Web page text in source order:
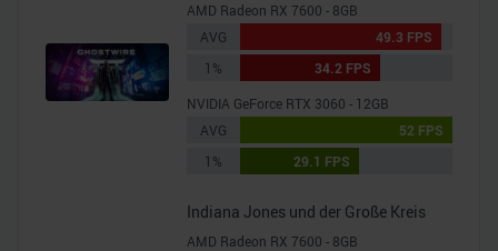
AMD Radeon RX 7600 - 8GB
AVG
49.3 FPS
1%
34.2 FPS
NVIDIA GeForce RTX 3060 - 12GB
AVG
52 FPS
1%
29.1 FPS
Indiana Jones und der Große Kreis
AMD Radeon RX 7600 - 8GB